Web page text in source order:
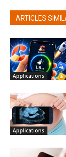
ARTICLES
Applications
Applications